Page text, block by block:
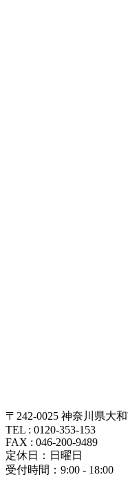
〒242-0025 神奈川県大
TEL : 0120-353-153
FAX : 046-200-9489
定休日：日曜日
受付時間：9:00 - 18:00